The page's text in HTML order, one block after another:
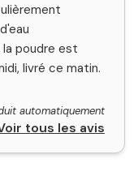
poudre est
livré ce matin.
automatiquement
tous les avis